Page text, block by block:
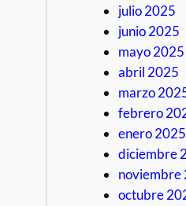
julio 2025
junio 2025
mayo 2025
abril 2025
marzo
febrero
enero 2025
diciembre
noviembre
octubre